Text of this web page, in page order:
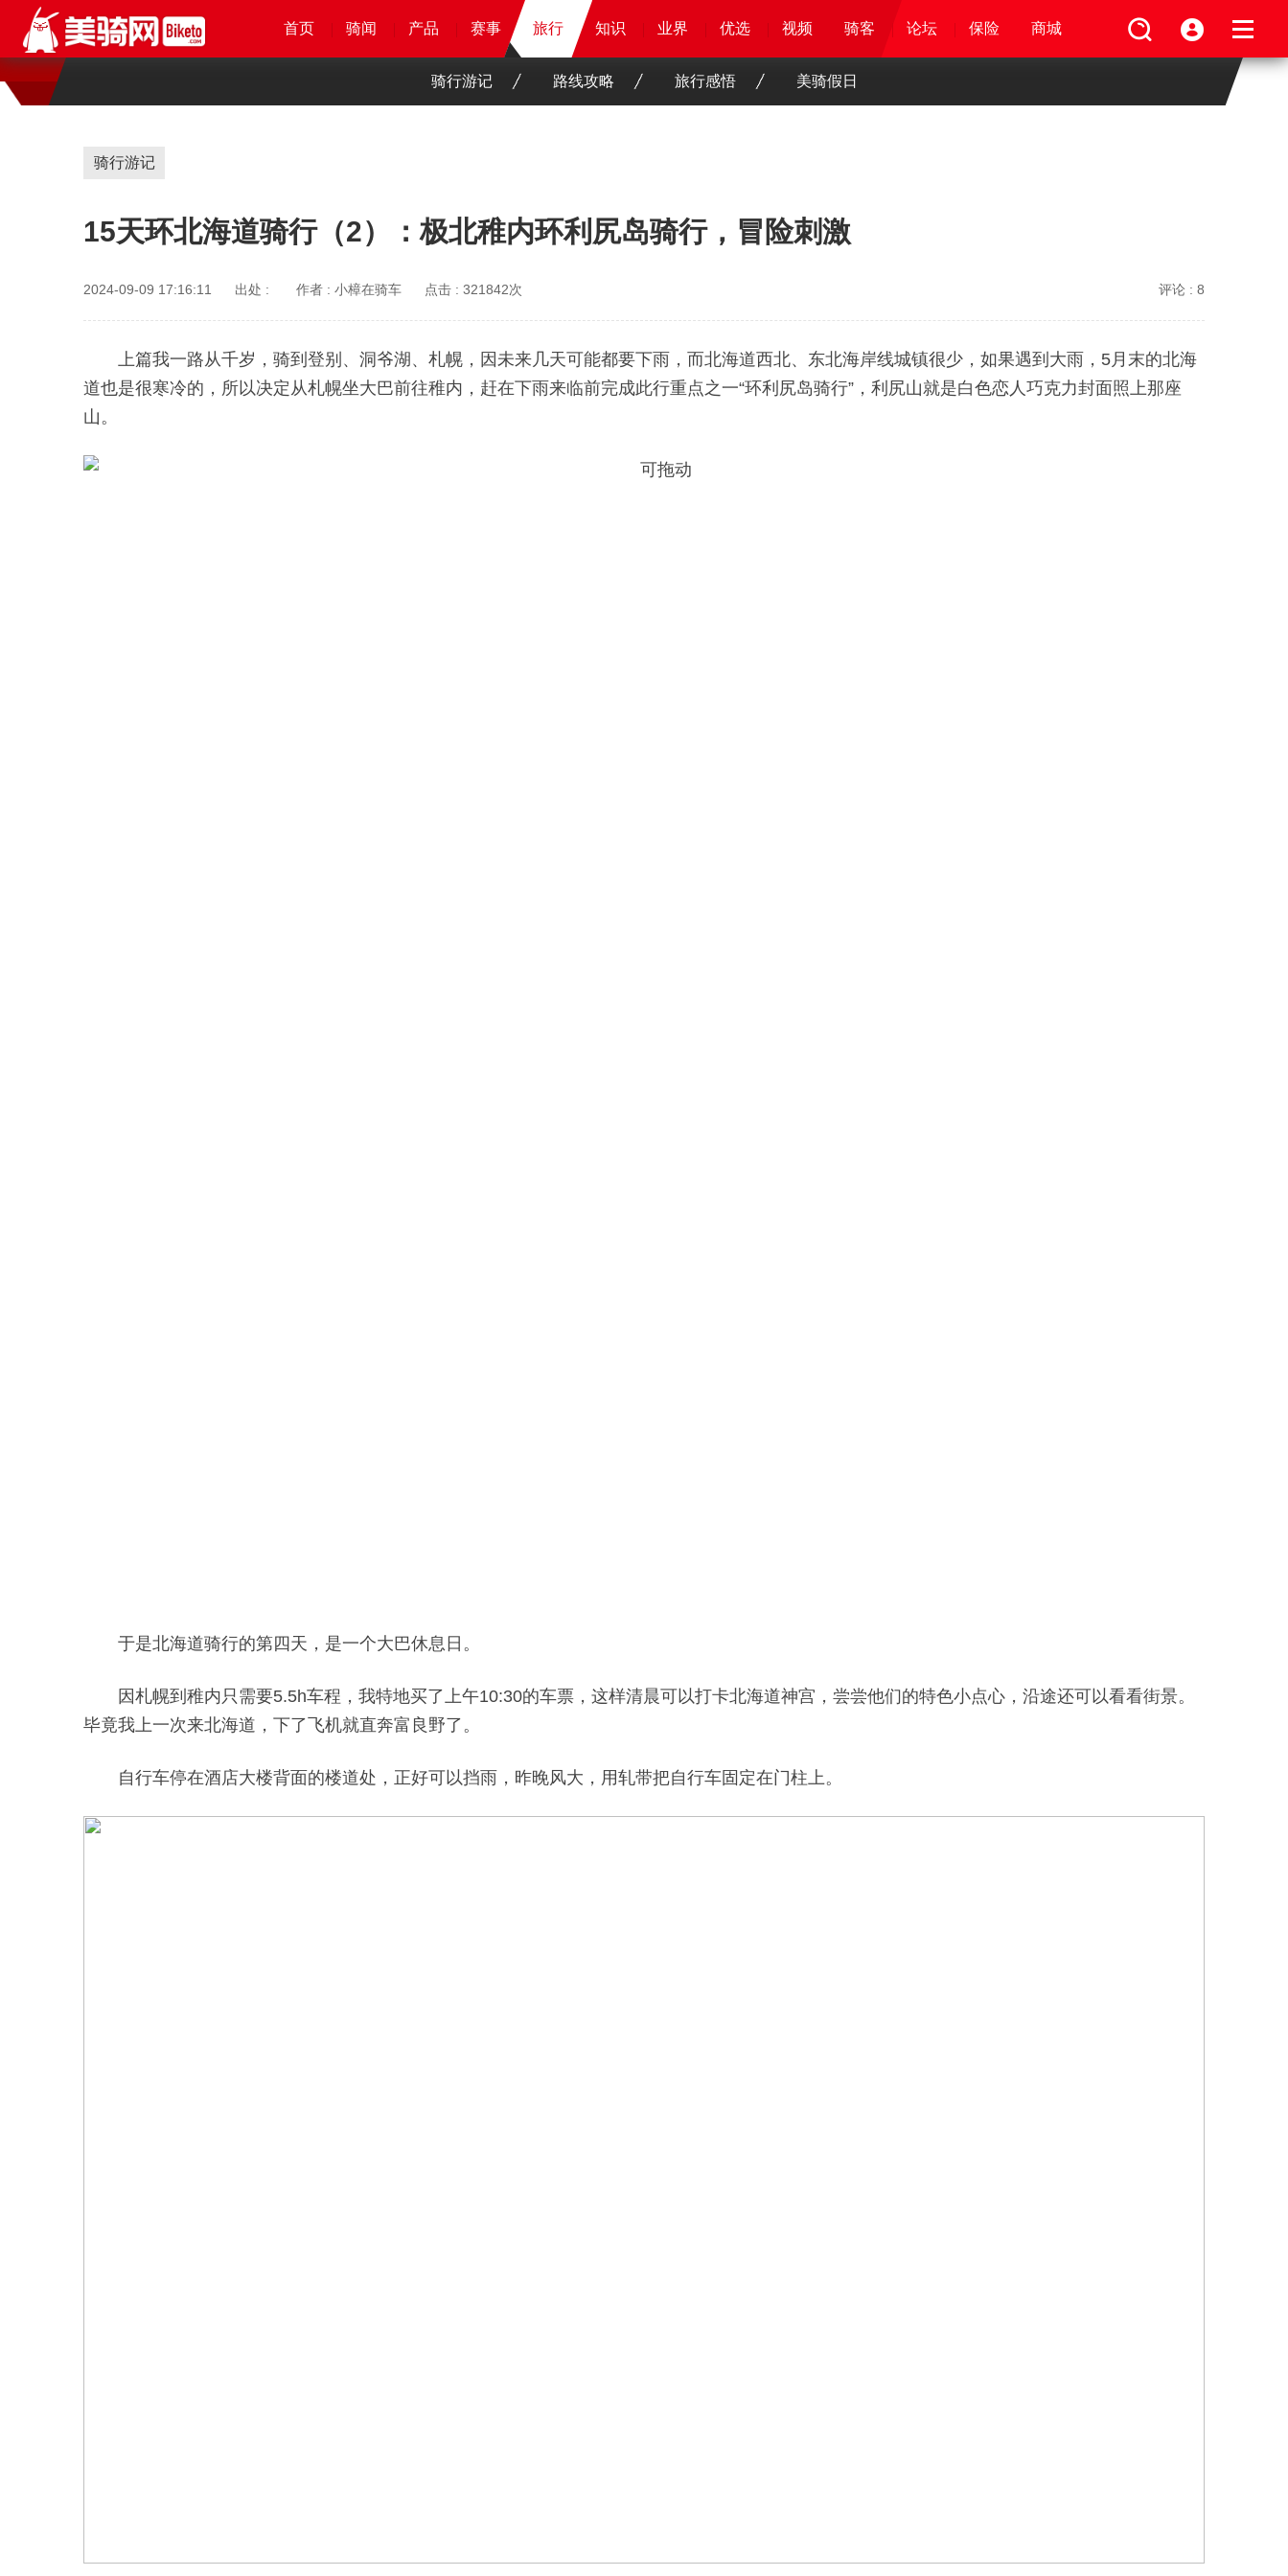
首页 骑闻 产品 知识 业界 优选 骑客 论坛 保险 商城
首页 骑闻 产品 赛事 旅行 知识 业界 优选 骑客 视频 论坛 保险 商城
首页 骑闻 产品 赛事 旅行 知识 业界 优选 视频 骑客 论坛 保险 商城
首页 骑闻 产品 赛事 旅行 知识 业界 优选 视频 骑客 论坛 保险 商城
骑行游记 路线攻略 旅行感悟 美骑假日
骑行游记
15天环北海道骑行（2）：极北稚内环利尻岛骑行，冒险刺激
2024-09-09 17:16:11 出处 : 作者 : 小樟在骑车 点击 : 321842次 评论 : 8
上篇我一路从千岁，骑到登别、洞爷湖、札幌，因未来几天可能都要下雨，而北海道西北、东北海岸线城镇很少，如果遇到大雨，5月末的北海
道也是很寒冷的，所以决定从札幌坐大巴前往稚内，赶在下雨来临前完成此行重点之一“环利尻岛骑行”，利尻山就是白色恋人巧克力封面照上那座
山。
于是北海道骑行的第四天，是一个大巴休息日。
因札幌到稚内只需要5.5h车程，我特地买了上午10:30的车票，这样清晨可以打卡北海道神宫，尝尝他们的特色小点心，沿途还可以看看街景。
毕竟我上一次来北海道，下了飞机就直奔富良野了。
自行车停在酒店大楼背面的楼道处，正好可以挡雨，昨晚风大，用轧带把自行车固定在门柱上。